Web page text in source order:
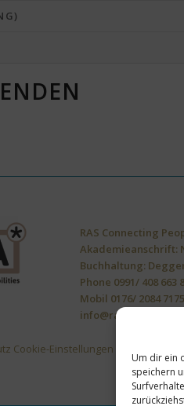
Um dir ein
speichern
RAS Connecting
Akademieanschrift:
Buchhaltung:
Phone 0991/ 408 663
Mobil 0176/ 2084 7175
info@ras-cpp.de
Cookie-Einstellungen